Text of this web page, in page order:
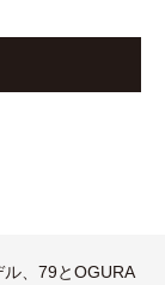
、79とOGURA